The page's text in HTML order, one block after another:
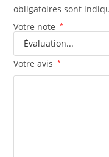
obligatoires sont
Votre note *
Votre avis *